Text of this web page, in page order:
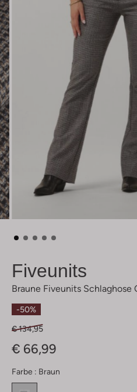
Fiveunits
Braune Fiveunits Schlaghose
-50%
€ 134,95
€ 66,99
Farbe : Braun